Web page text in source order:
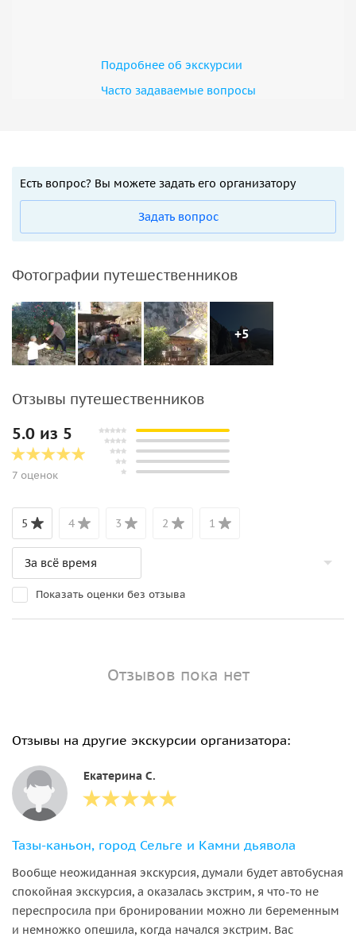
Подробнее об экскурсии
Часто задаваемые вопросы
Есть вопрос? Вы можете задать его организатору
Задать вопрос
Фотографии путешественников
+5
Отзывы путешественников
5.0 из 5
7 оценок
5 4 3 2 1
Показать оценки без отзыва
Отзывов пока нет
Отзывы на другие экскурсии организатора:
Екатерина С.
Тазы-каньон, город Сельге и Камни дьявола
Вообще неожиданная экскурсия, думали будет автобусная
спокойная экскурсия, а оказалась экстрим, я что-то не
переспросила при бронировании можно ли беременным
и немножко опешила, когда начался экстрим. Вас